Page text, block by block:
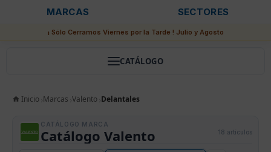
MARCAS SECTORES
¡ Sólo Cerramos Viernes por la Tarde ! Julio y Agosto
CATÁLOGO
Inicio Marcas Valento Delantales
CATÁLOGO MARCA
Catálogo Valento 18 artículos